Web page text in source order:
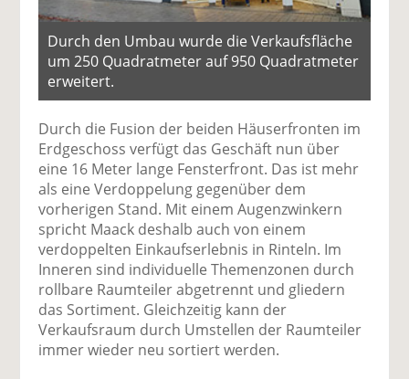
Durch den Umbau wurde die Verkaufsfläche
um 250 Quadratmeter auf 950 Quadratmeter
erweitert.
Durch die Fusion der beiden Häuserfronten im
Erdgeschoss verfügt das Geschäft nun über
eine 16 Meter lange Fensterfront. Das ist mehr
als eine Verdoppelung gegenüber dem
vorherigen Stand. Mit einem Augenzwinkern
spricht Maack deshalb auch von einem
verdoppelten Einkaufserlebnis in Rinteln. Im
Inneren sind individuelle Themenzonen durch
rollbare Raumteiler abgetrennt und gliedern
das Sortiment. Gleichzeitig kann der
Verkaufsraum durch Umstellen der Raumteiler
immer wieder neu sortiert werden.